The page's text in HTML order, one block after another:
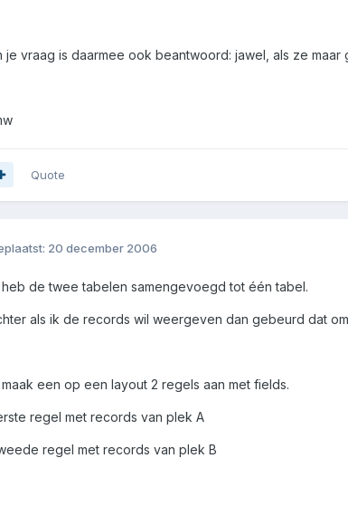
je vraag is daarmee ook beantwoord: jawel, als ze maar
Quote
20 december 2006
heb de twee tabelen samengevoegd tot één tabel.
als ik de records wil weergeven dan gebeurd dat
een op een layout 2 regels aan met fields.
regel met records van plek A
regel met records van plek B